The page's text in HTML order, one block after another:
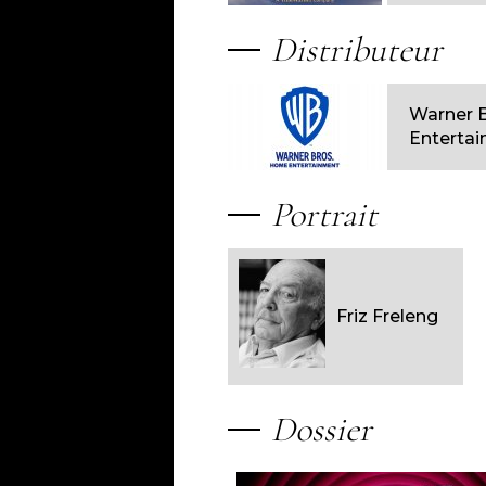
Distributeur
Warner
Portrait
Friz Freleng
Dossier